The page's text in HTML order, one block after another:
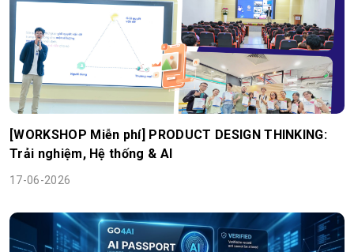
[WORKSHOP Miễn phí] PRODUCT DESIGN THINKING:
Trải nghiệm, Hệ thống & AI
17-06-2026